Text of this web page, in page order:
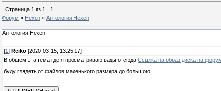
Страница 1 из 1
1
Форум » Hexen » Антология Hexen
Антология Hexen
[1 ] Reiko [2020-03-15, 13:25:17]
В общем эта тема где я просматриваю вады отсюда Ссылка на образ диска на
буду глядеть от файлов маленького размера до большого.